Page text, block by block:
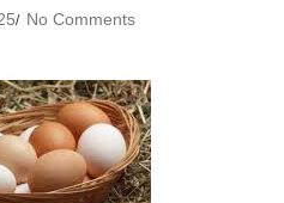
/ No Comments